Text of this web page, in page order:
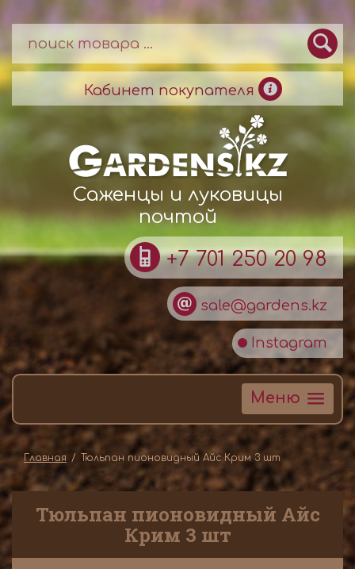
Кабинет покупателя
Саженцы и луковицы
почтой
+7 701 250 20 98
sale@gardens.kz
Instagram
Меню
Главная Тюльпан пионовидный Айс Крим 3 шт
Тюльпан пионовидный Айс
Крим 3 шт